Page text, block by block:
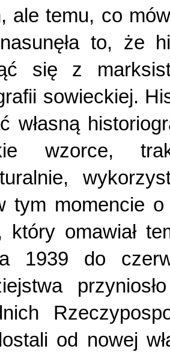
ale temu, co
to, że
się z
sowieckiej.
własną
wzorce,
tym momencie
który omawiał
1939 do
od nowej